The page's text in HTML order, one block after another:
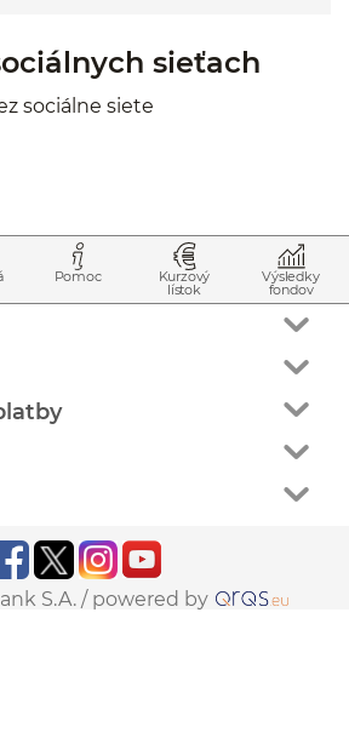
sieťach
sociálne siete
Pomoc Kurzový
lístok
Výsledky
fondov
S.A. / powered by